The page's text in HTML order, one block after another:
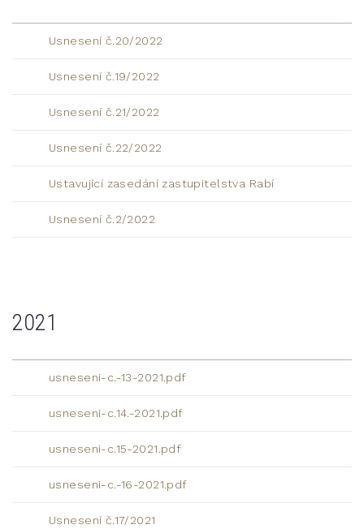
Usnesení č.20/2022
Usnesení č.19/2022
Usnesení č.21/2022
Usnesení č.22/2022
Ustavující zasedání zastupitelstva Rabí
Usnesení č.2/2022
2021
usneseni-c.-13-2021.pdf
usneseni-c.14.-2021.pdf
usneseni-c.15-2021.pdf
usneseni-c.-16-2021.pdf
Usnesení č.17/2021